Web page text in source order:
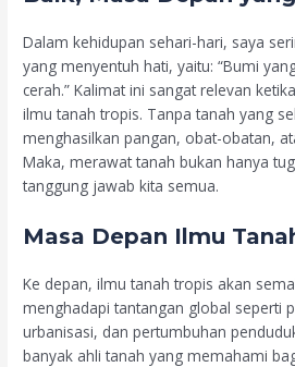
Dalam kehidupan sehari-hari, saya
yang menyentuh hati, yaitu: “Bumi
cerah.” Kalimat ini sangat relevan
ilmu tanah tropis. Tanpa tanah yang
menghasilkan pangan, obat-obatan,
Maka, merawat tanah bukan hanya
tanggung jawab kita semua.
Masa Depan Ilmu
Ke depan, ilmu tanah tropis akan
menghadapi tantangan global seperti
urbanisasi, dan pertumbuhan
banyak ahli tanah yang memahami